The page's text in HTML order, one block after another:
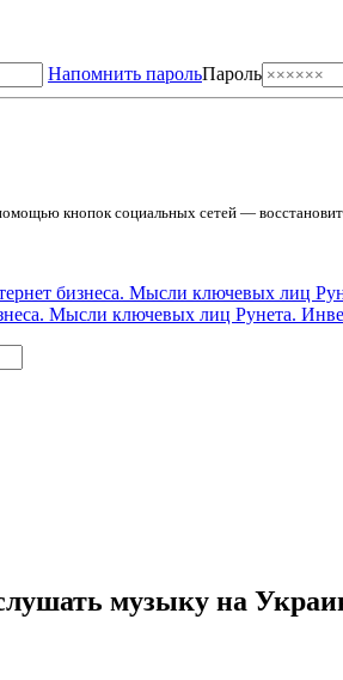
Напомнить парольПароль
кнопок социальных сетей —
Мысли ключевых лиц Рунета.
музыку на